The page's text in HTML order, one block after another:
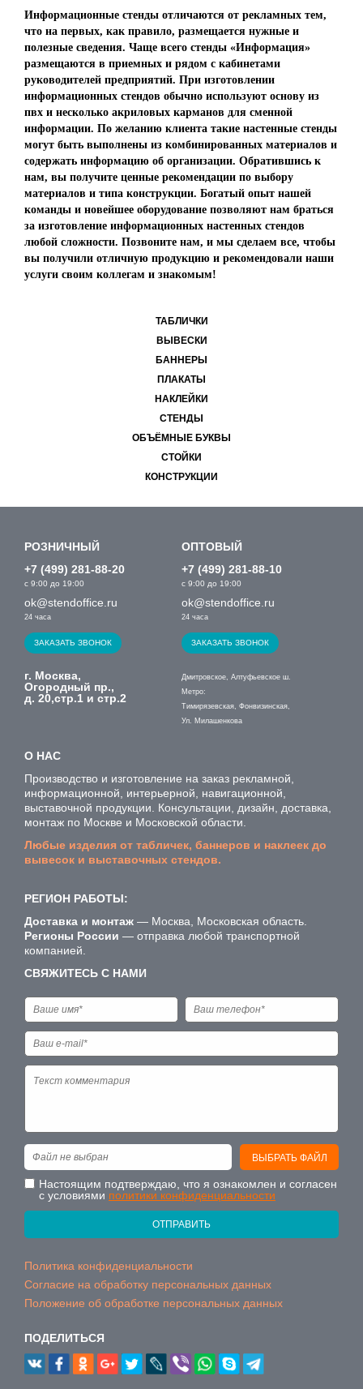
Информационные стенды отличаются от рекламных тем,
что на первых, как правило, размещается нужные и
полезные сведения. Чаще всего стенды «Информация»
размещаются в приемных и рядом с кабинетами
руководителей предприятий. При изготовлении
информационных стендов обычно используют основу из
пвх и несколько акриловых карманов для сменной
информации. По желанию клиента такие настенные стенды
могут быть выполнены из комбинированных материалов и
содержать информацию об организации. Обратившись к
нам, вы получите ценные рекомендации по выбору
материалов и типа конструкции. Богатый опыт нашей
команды и новейшее оборудование позволяют нам браться
за изготовление информационных настенных стендов
любой сложности. Позвоните нам, и мы сделаем все, чтобы
вы получили отличную продукцию и рекомендовали наши
услуги своим коллегам и знакомым!
ТАБЛИЧКИ
ВЫВЕСКИ
БАННЕРЫ
ПЛАКАТЫ
НАКЛЕЙКИ
СТЕНДЫ
ОБЪЁМНЫЕ БУКВЫ
СТОЙКИ
КОНСТРУКЦИИ
РОЗНИЧНЫЙ
+7 (499) 281-88-20
с 9:00 до 19:00
ok@stendoffice.ru
24 часа
ЗАКАЗАТЬ ЗВОНОК
ОПТОВЫЙ
+7 (499) 281-88-10
с 9:00 до 19:00
ok@stendoffice.ru
24 часа
ЗАКАЗАТЬ ЗВОНОК
г. Москва,
Огородный пр.,
д. 20,стр.1 и стр.2
Дмитровское, Алтуфьевское ш.
Метро:
Тимирязевская, Фонвизинская,
Ул. Милашенкова
О НАС
Производство и изготовление на заказ рекламной,
информационной, интерьерной, навигационной,
выставочной продукции. Консультации, дизайн, доставка,
монтаж по Москве и Московской области.
Любые изделия от табличек, баннеров и наклеек до
вывесок и выставочных стендов.
РЕГИОН РАБОТЫ:
Доставка и монтаж — Москва, Московская область.
Регионы России — отправка любой транспортной
компанией.
СВЯЖИТЕСЬ С НАМИ
ВЫБРАТЬ ФАЙЛ
Файл не выбран
Настоящим подтверждаю, что я ознакомлен и согласен
с условиями политики конфиденциальности
ОТПРАВИТЬ
Политика конфиденциальности
Согласие на обработку персональных данных
Положение об обработке персональных данных
ПОДЕЛИТЬСЯ